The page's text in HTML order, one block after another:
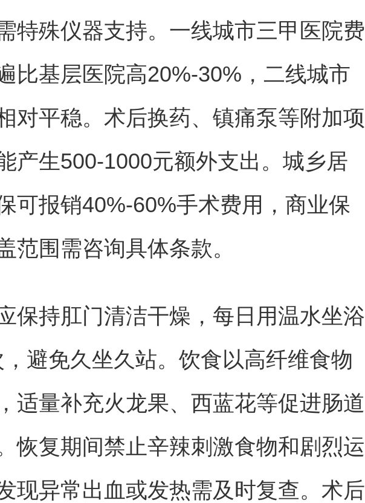
特殊仪器支持。一线城市三甲医院费
比基层医院高20%-30%，二线城市
对平稳。术后换药、镇痛泵等附加项
产生500-1000元额外支出。城乡居
可报销40%-60%手术费用，商业保
范围需咨询具体条款。
保持肛门清洁干燥，每日用温水坐浴
避免久坐久站。饮食以高纤维食物
适量补充火龙果、西蓝花等促进肠道
恢复期间禁止辛辣刺激食物和剧烈运
现异常出血或发热需及时复查。术后